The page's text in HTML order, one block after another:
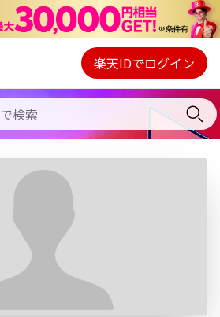
Webプレイヤー
ご契約内容の確認・変更
楽天IDでログイン